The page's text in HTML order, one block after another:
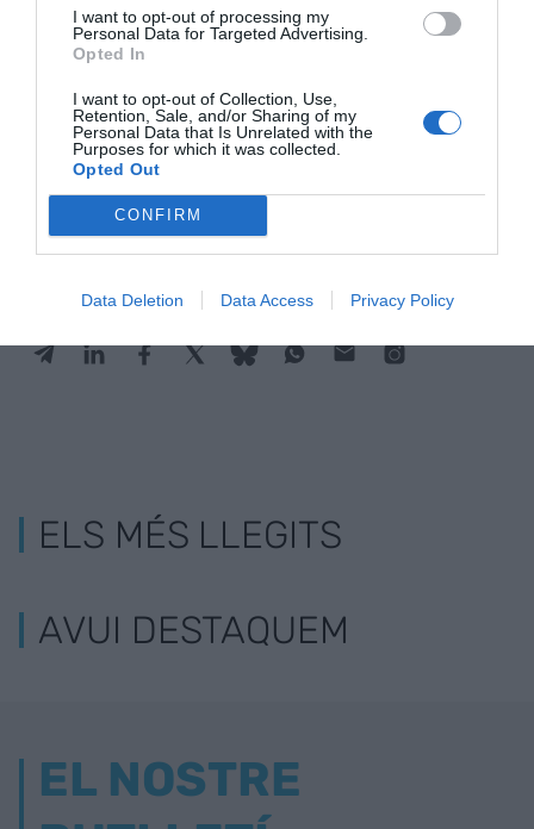
I want to opt-out of processing my
Personal Data for Targeted Advertising.
Opted In
I want to opt-out of Collection, Use,
Retention, Sale, and/or Sharing of my
Personal Data that Is Unrelated with the
Purposes for which it was collected.
Opted Out
CONFIRM
Data Deletion Data Access Privacy Policy
pensament i la política econòmica liberal en el
segle XX, va comptar amb el guiatge d'
AfegirVIA Empresa
Google de forma gratuïta
Estigues informat amb les últimes notícies d'actualitat
ACTIVAR ARA
ELS MÉS LLEGITS
AVUI DESTAQUEM
EL NOSTRE